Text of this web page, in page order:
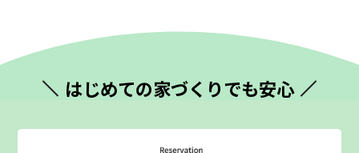
はじめての家づくりでも安心